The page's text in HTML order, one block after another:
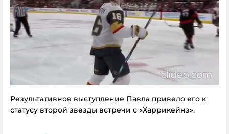
Результативное выступление Павла привело его к
статусу второй звезды встречи с «Харрикейнз».